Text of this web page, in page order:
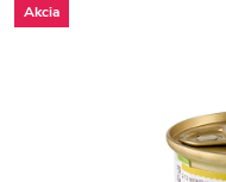
Akcia